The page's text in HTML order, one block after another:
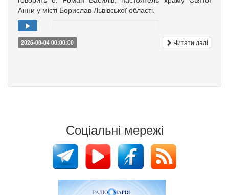
Анни у місті Борислав Львівської області.
2026-08-04 00:00:00 Читати далі
Соціальні мережі